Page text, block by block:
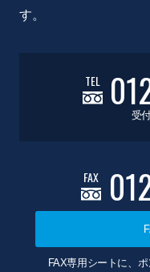
す。
TEL
受
FAX
FAX専用シートに、